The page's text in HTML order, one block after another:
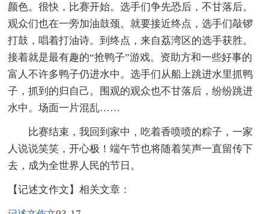
颜色。很快，比赛开始。选手们争先恐后，不甘落后。
观众们也在一旁加油鼓颈。就要接近终点，选手们敲锣
打鼓，唱着打油诗。到终点，来自荔湾区的选手获胜。
接着就是最有趣的“抢鸭子”游戏。资助方和一些好事的
富人不许多鸭子仍进水中。选手们从船上跳进水里抓鸭
子，抓到的归自己。围观的观众也不甘落后，纷纷跳进
水中。场面一片混乱……
比赛结束，我回到家中，吃着香喷喷的粽子，一家
人说说笑笑，开心极！端午节也将随着笑声一直留传下
去，成为全世界人民的节日。
【记述文作文】相关文章：